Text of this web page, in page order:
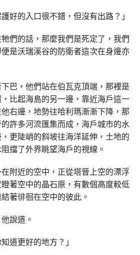
好的入口很不錯，但沒有出路？」
牠們的話，那麼我們是死定了，我們
是沃瑞溪谷的防衛者這次在身邊亦
巴，他們站在伯瓦克頂端，那裡是
比起海島的另一邊，靠近海戶這一
右邊，地勢往哈利瑪漸漸下降，那
許多河流匯集而成，海戶城市的水
更陡峭的斜坡往海洋延伸，土地的
擋了外界眺望海戶的視線。
附近的空中，正從塔晉上空的漂浮
著空中的晶石原，有數個高度較低
著徘徊在空中的彼此。
說道。
道更好的地方？」